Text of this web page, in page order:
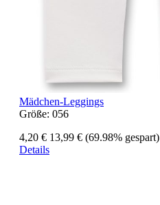
Mädchen-Leggings
Größe: 056
4,20 € 13,99 € (69.98% gespart)
Details